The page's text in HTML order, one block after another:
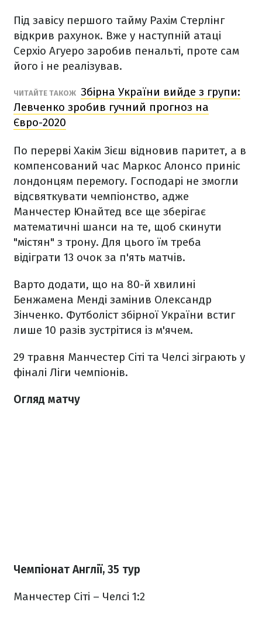
Під завісу першого тайму Рахім Стерлінг
відкрив рахунок. Вже у наступній атаці
Серхіо Агуеро заробив пенальті, проте сам
його і не реалізував.
ЧИТАЙТЕ ТАКОЖ Збірна України вийде з групи:
Левченко зробив гучний прогноз на
Євро-2020
По перерві Хакім Зієш відновив паритет, а в
компенсований час Маркос Алонсо приніс
лондонцям перемогу. Господарі не змогли
відсвяткувати чемпіонство, адже
Манчестер Юнайтед все ще зберігає
математичні шанси на те, щоб скинути
"містян" з трону. Для цього їм треба
відіграти 13 очок за п'ять матчів.
Варто додати, що на 80-й хвилині
Бенжамена Менді замінив Олександр
Зінченко. Футболіст збірної України встиг
лише 10 разів зустрітися із м'ячем.
29 травня Манчестер Сіті та Челсі зіграють у
фіналі Ліги чемпіонів.
Огляд матчу
Чемпіонат Англії, 35 тур
Манчестер Сіті – Челсі 1:2